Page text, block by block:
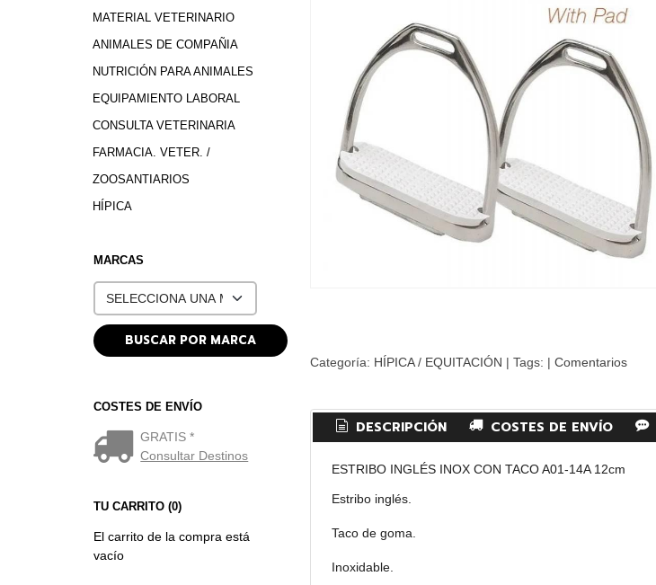
MATERIAL VETERINARIO
ANIMALES DE COMPAÑIA
NUTRICIÓN PARA ANIMALES
EQUIPAMIENTO LABORAL
CONSULTA VETERINARIA
FARMACIA. VETER. /
ZOOSANTIARIOS
HÍPICA
MARCAS
COSTES DE ENVÍO
GRATIS *
Consultar Destinos
TU CARRITO (0)
El carrito de la compra está
vacío
Categoría: HÍPICA / EQUITACIÓN | Tags: | Comentarios
DESCRIPCIÓN COSTES DE ENVÍO
ESTRIBO INGLÉS INOX CON TACO A01-14A 12cm
Estribo inglés.
Taco de goma.
Inoxidable.